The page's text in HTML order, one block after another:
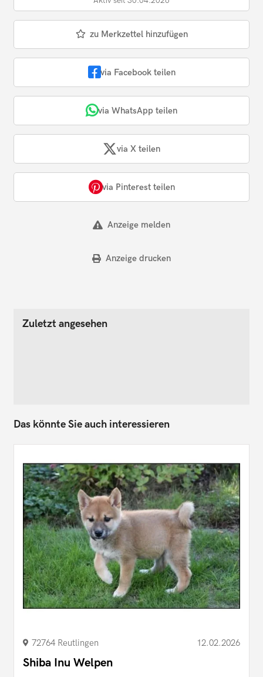
zu Merkzettel hinzufügen
via Facebook teilen
via WhatsApp teilen
via X teilen
via Pinterest teilen
Anzeige melden
Anzeige drucken
Zuletzt angesehen
Das könnte Sie auch interessieren
72764 Reutlingen 12.02.2026
Shiba Inu Welpen